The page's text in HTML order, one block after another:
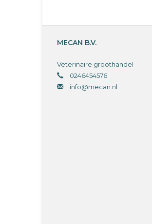
MECAN B.V.
Veterinaire groothandel
0246454576
info@mecan.nl